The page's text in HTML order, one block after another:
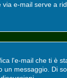
e-mail serve a
l'e-mail che ti è
messaggio. Di